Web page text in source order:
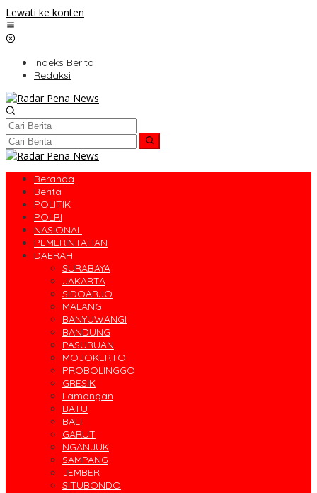
Lewati ke konten
Indeks Berita
Redaksi
Beranda
Berita
POLITIK
POLRI
NASIONAL
PEMERINTAHAN
DAERAH
SURABAYA
JAKARTA
SIDOARJO
MALANG
BANYUWANGI
BANDUNG
PASURUAN
MOJOKERTO
PROBOLINGGO
GRESIK
Lamongan
BATU
BALI
GARUT
NGANJUK
SAMPANG
JEMBER
SITUBONDO